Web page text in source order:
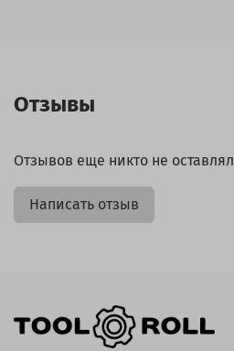
Отзывы
Отзывов еще никто не оставлял
Написать отзыв